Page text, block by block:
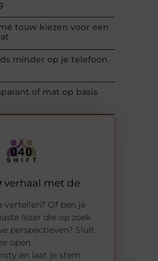
touw kiezen voor een
minder op je telefoon
of mat op basis
verhaal met de
vertellen? Of ben je
lezer die op zoek
perspectieven? Sluit
open
en laat je stem